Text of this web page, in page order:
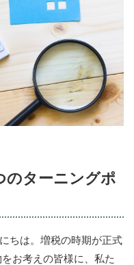
のターニングポ
ちは。増税の時期が正式
お考えの皆様に、私た